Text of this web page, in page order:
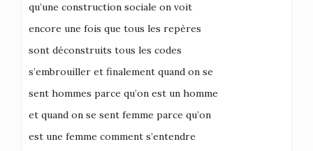
qu’une construction sociale on voit
encore une fois que tous les repères
sont déconstruits tous les codes
s’embrouiller et finalement quand on se
sent hommes parce qu’on est un homme
et quand on se sent femme parce qu’on
est une femme comment s’entendre